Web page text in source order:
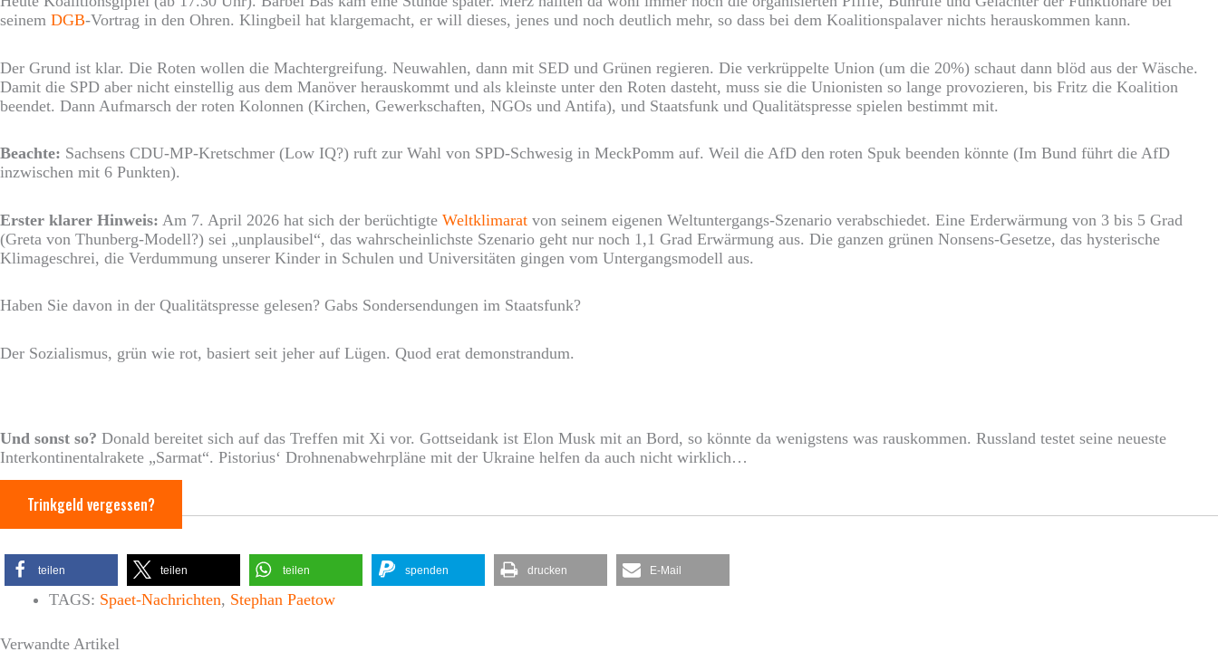
seinem DGB-Vortrag in den Ohren. Klingbeil hat klargemacht, er will dieses, jenes und noch deutlich mehr, so dass bei dem Koalitionspalaver nichts herauskommen kann.
Der Grund ist klar. Die Roten wollen die Machtergreifung. Neuwahlen, dann mit SED und Grünen regieren. Die verkrüppelte Union (um die 20%) schaut dann blöd aus der Wäsche.
Damit die SPD aber nicht einstellig aus dem Manöver herauskommt und als kleinste unter den Roten dasteht, muss sie die Unionisten so lange provozieren, bis Fritz die Koalition
beendet. Dann Aufmarsch der roten Kolonnen (Kirchen, Gewerkschaften, NGOs und Antifa), und Staatsfunk und Qualitätspresse spielen bestimmt mit.
Beachte: Sachsens CDU-MP-Kretschmer (Low IQ?) ruft zur Wahl von SPD-Schwesig in MeckPomm auf. Weil die AfD den roten Spuk beenden könnte (Im Bund führt die AfD
inzwischen mit 6 Punkten).
Erster klarer Hinweis: Am 7. April 2026 hat sich der berüchtigte Weltklimarat von seinem eigenen Weltuntergangs-Szenario verabschiedet. Eine Erderwärmung von 3 bis 5 Grad
(Greta von Thunberg-Modell?) sei „unplausibel“, das wahrscheinlichste Szenario geht nur noch 1,1 Grad Erwärmung aus. Die ganzen grünen Nonsens-Gesetze, das hysterische
Klimageschrei, die Verdummung unserer Kinder in Schulen und Universitäten gingen vom Untergangsmodell aus.
Haben Sie davon in der Qualitätspresse gelesen? Gabs Sondersendungen im Staatsfunk?
Der Sozialismus, grün wie rot, basiert seit jeher auf Lügen. Quod erat demonstrandum.
Und sonst so? Donald bereitet sich auf das Treffen mit Xi vor. Gottseidank ist Elon Musk mit an Bord, so könnte da wenigstens was rauskommen. Russland testet seine neueste
Interkontinentalrakete „Sarmat“. Pistorius‘ Drohnenabwehrpläne mit der Ukraine helfen da auch nicht wirklich…
Trinkgeld vergessen?
teilen teilen teilen spenden drucken E-Mail
TAGS: Spaet-Nachrichten, Stephan Paetow
Verwandte Artikel